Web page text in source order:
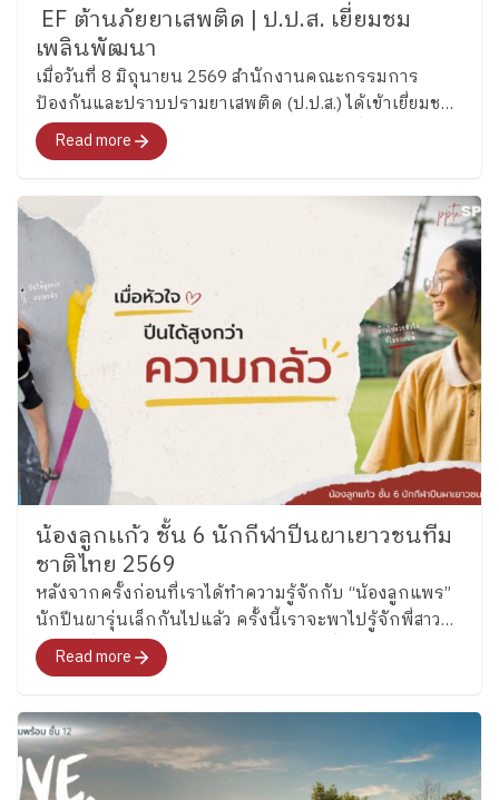
EF ต้านภัยยาเสพติด | ป.ป.ส. เยี่ยมชม
เพลินพัฒนา
เมื่อวันที่ 8 มิถุนายน 2569 สำนักงานคณะกรรมการ
ป้องกันและปราบปรามยาเสพติด (ป.ป.ส.) ได้เข้าเยี่ยมชม
และศึกษากระบวนการพัฒนาทักษะสมองเพื่อการจัดการ
ชีวิต (Executive Functions : EF) ของโรงเรียนเพลิน
Read more
น้องลูกเเก้ว ชั้น 6 นักกีฬาปีนผาเยาวชนทีม
ชาติไทย 2569
หลังจากครั้งก่อนที่เราได้ทำความรู้จักกับ “น้องลูกแพร”
นักปีนผารุ่นเล็กกันไปแล้ว ครั้งนี้เราจะพาไปรู้จักพี่สาว
คนโต ซึ่งล่าสุดได้รับการคัดเลือกเป็นหนึ่งในนักกีฬาปีน
ผาเยาวชนทีมชาติไทย รุ่นอายุไม่เกิน 13 ปี ประเภท
เรือนงาม นักเรียนชั้น 6 โรงเรียนเพลินพัฒนา
Read more